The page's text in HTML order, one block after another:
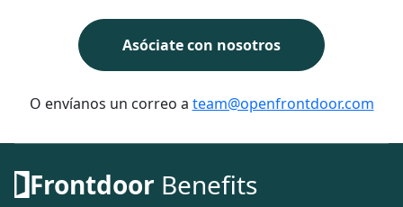
Asóciate con nosotros
O envíanos un correo a team@openfrontdoor.com
Frontdoor Benefits